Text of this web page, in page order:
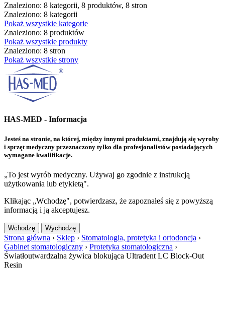
Znaleziono: 8 kategorii, 8 produktów, 8 stron
Znaleziono: 8 kategorii
Pokaż wszystkie kategorie
Znaleziono: 8 produktów
Pokaż wszystkie produkty
Znaleziono: 8 stron
Pokaż wszystkie strony
HAS-MED - Informacja
Jesteś na stronie, na której, między innymi produktami, znajdują się wyroby
i sprzęt medyczny przeznaczony tylko dla profesjonalistów posiadających
wymagane kwalifikacje.
„To jest wyrób medyczny. Używaj go zgodnie z instrukcją
użytkowania lub etykietą".
Klikając „Wchodzę", potwierdzasz, że zapoznałeś się z powyższą
informacją i ją akceptujesz.
Wchodzę Wychodzę
Strona główna › Sklep › Stomatologia, protetyka i ortodoncja ›
Gabinet stomatologiczny › Protetyka stomatologiczna ›
Światłoutwardzalna żywica blokująca Ultradent LC Block-Out
Resin